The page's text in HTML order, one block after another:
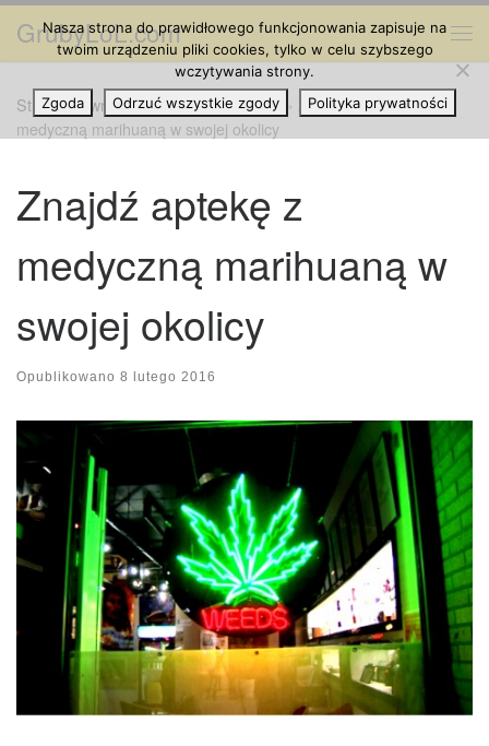
Przejdź do treści
GrubyLoL.com
Strona główna » Cannabis na Świecie » Znajdź aptekę z
medyczną marihuaną w swojej okolicy
Znajdź aptekę z
medyczną marihuaną w
swojej okolicy
Opublikowano 8 lutego 2016
Nasza strona do prawidłowego funkcjonowania zapisuje na
twoim urządzeniu pliki cookies, tylko w celu szybszego
wczytywania strony.
Zgoda
Odrzuć wszystkie zgody Polityka prywatności